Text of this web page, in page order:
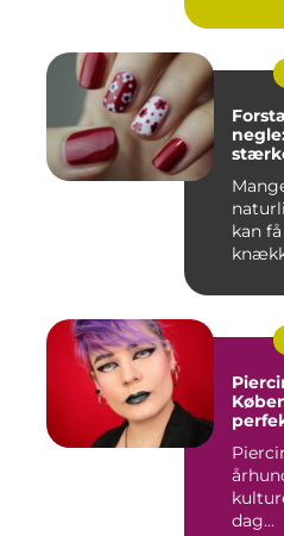
kan
dag...